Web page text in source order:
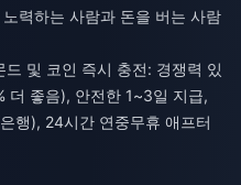
력하는 사람과 돈을 버는 사람
및 코인 즉시 충전: 경쟁력 있
더 좋음), 안전한 1~3일 지급,
행), 24시간 연중무휴 애프터